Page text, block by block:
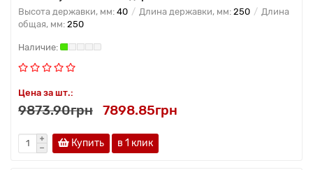
Высота державки, мм: 40 Длина державки, мм: 250
Длина
общая, мм: 250
Цена за шт.:
9873.90грн 7898.85грн
Купить в 1 клик